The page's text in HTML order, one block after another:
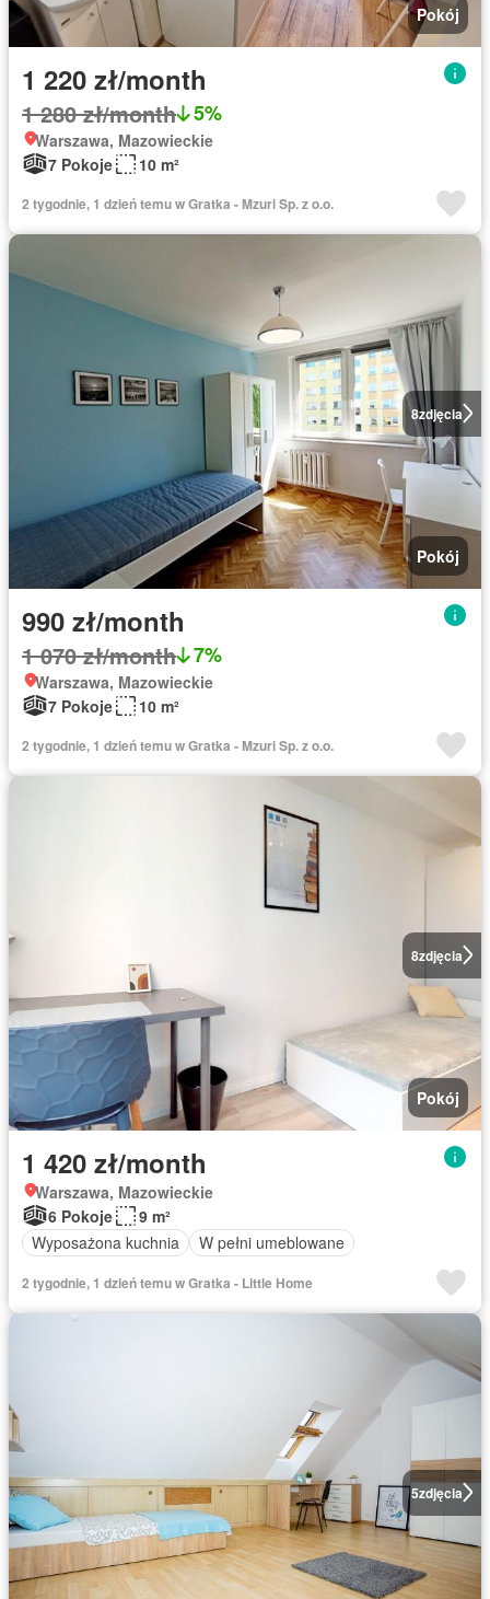
Pokój
1 220 zł/month
1 280 zł/month 5%
Warszawa, Mazowieckie
7 Pokoje
10 m²
2 tygodnie, 1 dzień temu w Gratka - Mzuri Sp. z o.o.
8zdjęcia
Pokój
990 zł/month
1 070 zł/month 7%
Warszawa, Mazowieckie
7 Pokoje
10 m²
2 tygodnie, 1 dzień temu w Gratka - Mzuri Sp. z o.o.
8zdjęcia
Pokój
1 420 zł/month
Warszawa, Mazowieckie
6 Pokoje
9 m²
Wyposażona kuchnia
W pełni umeblowane
2 tygodnie, 1 dzień temu w Gratka - Little Home
5zdjęcia